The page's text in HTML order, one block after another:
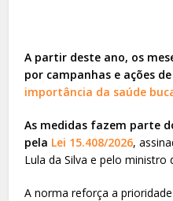
A partir deste ano, os
por campanhas e ações
importância da saúde
As medidas fazem parte
pela Lei 15.408/2026,
Lula da Silva e pelo ministro
A norma reforça a